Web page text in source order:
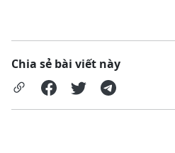
Chia sẻ bài viết này